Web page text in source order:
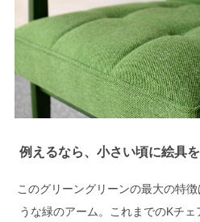
例えるなら、小さい頃に絵具
このグリーングリーンの最大の特
うな緑のアーム。これまでのKチ